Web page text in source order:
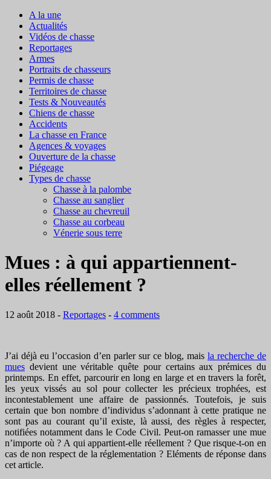
A la une
Actualités
Vidéos de chasse
Reportages
Armes
Portraits de chasseurs
Permis de chasse
Territoires de chasse
Tests & Nouveautés
Chiens de chasse
Accidents
La chasse en France
Agences & voyages
Ouverture de la chasse
Piégeage
Types de chasse
Chasse à la palombe
Chasse au sanglier
Chasse au chevreuil
Chasse au corbeau
Vénerie sous terre
Mues : à qui appartiennent-
elles réellement ?
12 août 2018 - Reportages - 4 comments
J’ai déjà eu l’occasion d’en parler sur ce blog, mais la recherche de
mues devient une véritable quête pour certains aux prémices du
printemps. En effet, parcourir en long en large et en travers la forêt,
les yeux vissés au sol pour collecter les précieux trophées, est
incontestablement une affaire de passionnés. Toutefois, je suis
certain que bon nombre d’individus s’adonnant à cette pratique ne
sont pas au courant qu’il existe, là aussi, des règles à respecter,
notifiées notamment dans le Code Civil. Peut-on ramasser une mue
n’importe où ? A qui appartient-elle réellement ? Que risque-t-on en
cas de non respect de la réglementation ? Eléments de réponse dans
cet article.